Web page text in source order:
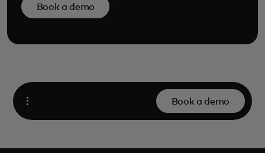
Book a demo
Open
Book a demo